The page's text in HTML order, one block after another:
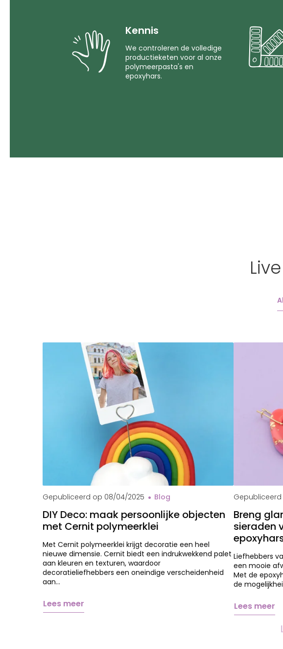
Kennis
We controleren de volledige
productieketen voor al onze
polymeerpasta's en
epoxyhars.
Gepubliceerd op 08/04/2025 Blog
DIY Deco: maak persoonlijke objecten
met Cernit polymeerklei
Met Cernit polymeerklei krijgt decoratie een heel
nieuwe dimensie. Cernit biedt een indrukwekkend palet
aan kleuren en texturen, waardoor
decoratieliefhebbers een oneindige verscheidenheid
aan…
Lees meer
Breng
sieraden
Liefhebbers
een mooie
Met de
de
Lees meer